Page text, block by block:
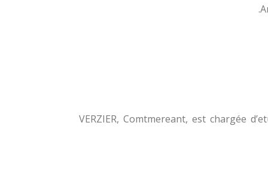
VERZIER, Comtmereant, est chargée